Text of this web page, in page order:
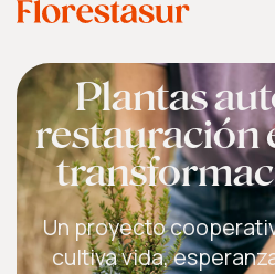
Plantas
restauración
Un proyecto
cultiva vida,